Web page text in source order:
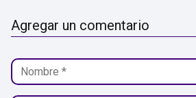
Agregar un comentario